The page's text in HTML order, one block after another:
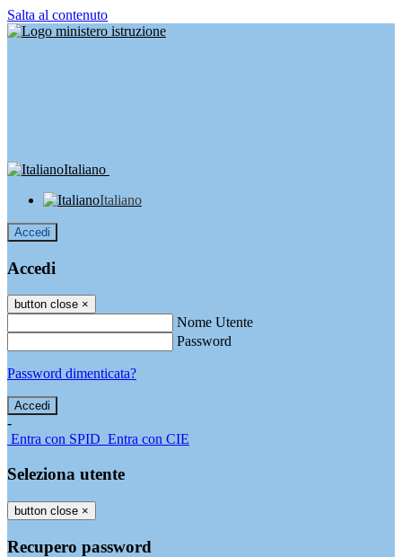
Salta al contenuto
Italiano
Italiano
Accedi
Accedi
button close ×
Nome Utente
Password
Password dimenticata?
-
Entra con SPID Entra con CIE
Seleziona utente
button close ×
Recupero password